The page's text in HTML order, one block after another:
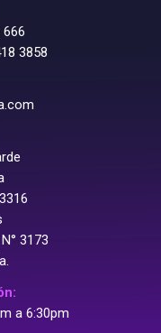
3858
3173
a 6:30pm